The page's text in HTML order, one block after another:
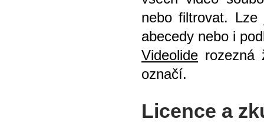
nebo filtrovat.
abecedy nebo i
Videolide rozezná
označí.
Licence a